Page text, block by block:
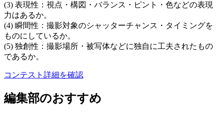
(3) 表現性：視点・構図・バランス・ピント・色などの表現
力はあるか。
(4) 瞬間性：撮影対象のシャッターチャンス・タイミングを
ものにしているか。
(5) 独創性：撮影場所・被写体などに独自に工夫されたもの
であるか。
コンテスト詳細を確認
編集部のおすすめ